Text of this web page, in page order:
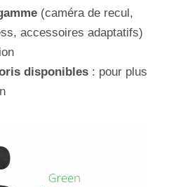
(caméra de recul,
accessoires adaptatifs)
disponibles : pour plus